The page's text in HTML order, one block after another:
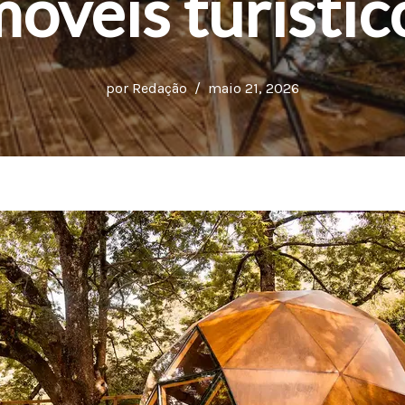
porRedação maio 21, 2026